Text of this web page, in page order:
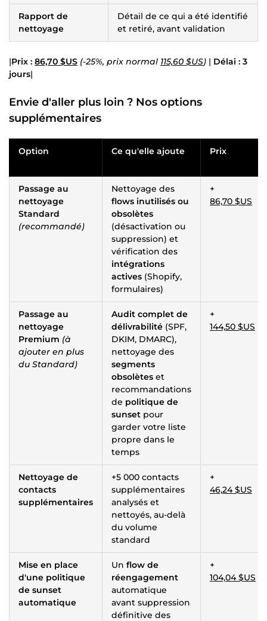
Rapport de
nettoyage
Détail de ce qui a été identifié
et retiré, avant validation
|Prix : 86,70 $US (-25%, prix normal 115,60 $US) | Délai : 3
jours|
Envie d'aller plus loin ? Nos options
supplémentaires
Option Ce qu'elle ajoute Prix
Passage au
nettoyage
Standard
(recommandé)
Nettoyage des
flows inutilisés ou
obsolètes
(désactivation ou
suppression) et
vérification des
intégrations
actives (Shopify,
formulaires)
+
86,70 $US
Passage au
nettoyage
Premium (à
ajouter en plus
du Standard)
Audit complet de
délivrabilité (SPF,
DKIM, DMARC),
nettoyage des
segments
obsolètes et
recommandations
de politique de
sunset pour
garder votre liste
propre dans le
temps
+
144,50 $US
Nettoyage de
contacts
supplémentaires
+5 000 contacts
supplémentaires
analysés et
nettoyés, au-delà
du volume
standard
+
46,24 $US
Mise en place
d'une politique
de sunset
automatique
Un flow de
réengagement
automatique
avant suppression
définitive des
+
104,04 $US